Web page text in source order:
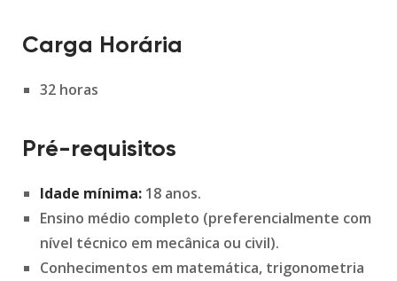
Carga Horária
32 horas
Pré-requisitos
Idade mínima: 18 anos.
Ensino médio completo (preferencialmente com
nível técnico em mecânica ou civil).
Conhecimentos em matemática, trigonometria